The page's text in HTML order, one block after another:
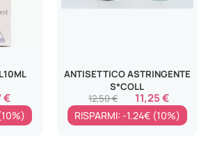
€
ANTISETTICO ASTRINGENTE
S*COLL
11,25 €
12,50 €
RISPARMI: -1.24€ (10%)